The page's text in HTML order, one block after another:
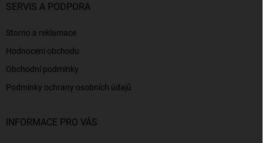
SERVIS A PODPORA
Storno a reklamace
Hodnocení obchodu
Obchodní podmínky
Podmínky ochrany osobních údajů
INFORMACE PRO VÁS